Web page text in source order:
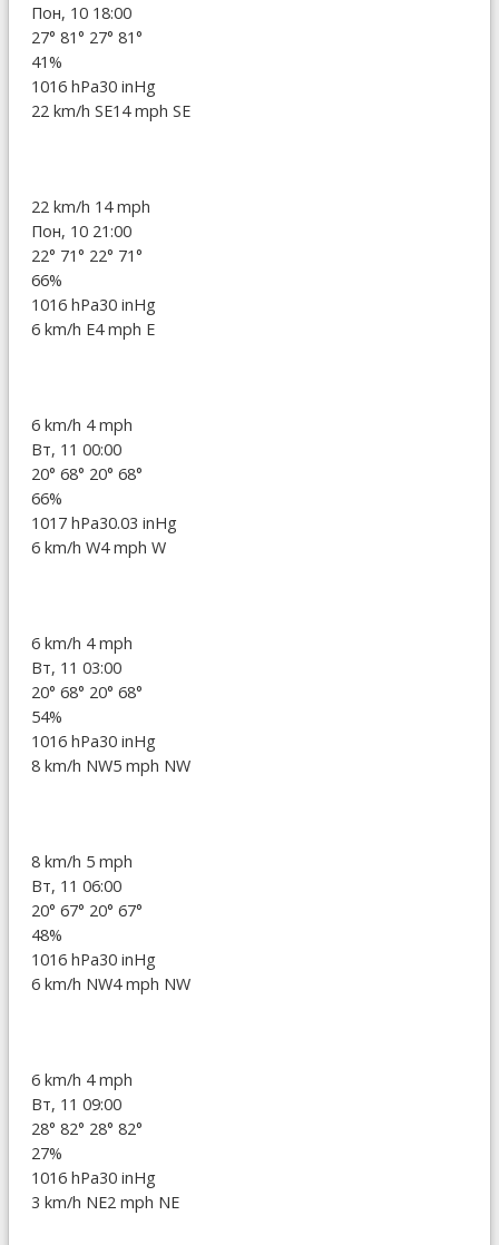
Пон, 10 18:00
27° 81° 27° 81°
41%
1016 hPa30 inHg
22 km/h SE14 mph SE
22 km/h 14 mph
Пон, 10 21:00
22° 71° 22° 71°
66%
1016 hPa30 inHg
6 km/h E4 mph E
6 km/h 4 mph
Вт, 11 00:00
20° 68° 20° 68°
66%
1017 hPa30.03 inHg
6 km/h W4 mph W
6 km/h 4 mph
Вт, 11 03:00
20° 68° 20° 68°
54%
1016 hPa30 inHg
8 km/h NW5 mph NW
8 km/h 5 mph
Вт, 11 06:00
20° 67° 20° 67°
48%
1016 hPa30 inHg
6 km/h NW4 mph NW
6 km/h 4 mph
Вт, 11 09:00
28° 82° 28° 82°
27%
1016 hPa30 inHg
3 km/h NE2 mph NE